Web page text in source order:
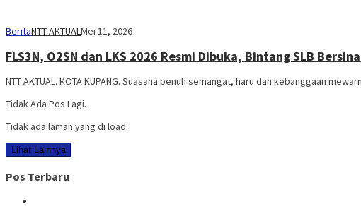
BeritaNTT AKTUALMei 11, 2026
FLS3N, O2SN dan LKS 2026 Resmi Dibuka, Bintang SLB
NTT AKTUAL. KOTA KUPANG. Suasana penuh semangat, haru dan kebanggaan
Tidak Ada Pos Lagi.
Tidak ada laman yang di load.
Lihat Lainnya
Pos Terbaru